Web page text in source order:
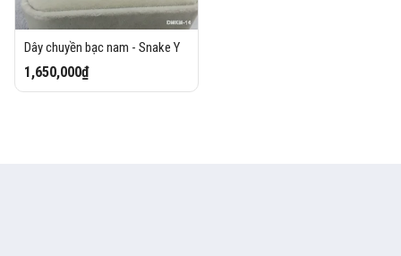
Dây chuyền bạc nam - Snake Y
1,650,000₫